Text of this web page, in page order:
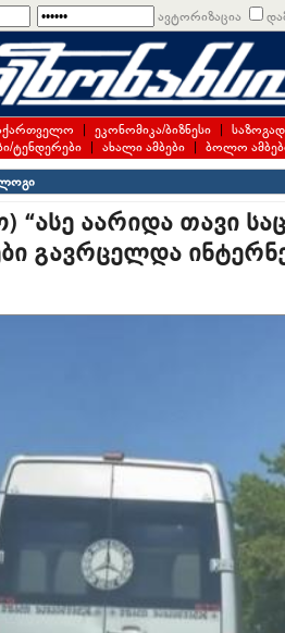
ავტორიზაცია
| ეკონომიკა/ბიზნესი |
ტენდერები | ახალი ამბები | ბოლო
“ასე აარიდა თავი
გავრცელდა